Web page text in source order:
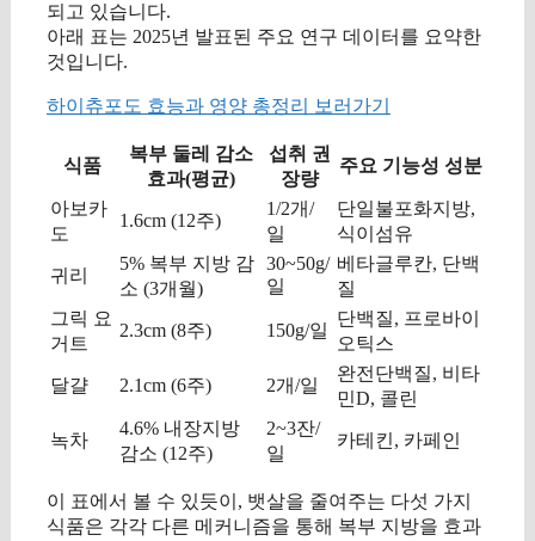
되고 있습니다.
아래 표는 2025년 발표된 주요 연구 데이터를 요약한
것입니다.
하이츄포도 효능과 영양 총정리 보러가기
식품
복부 둘레 감소
효과(평균)
섭취 권
장량
주요 기능성 성분
아보카
도
1.6cm (12주)
1/2개/
일
단일불포화지방,
식이섬유
귀리
5% 복부 지방 감
소 (3개월)
30~50g/
일
베타글루칸, 단백
질
그릭 요
거트
2.3cm (8주) 150g/일
단백질, 프로바이
오틱스
달걀 2.1cm (6주) 2개/일
완전단백질, 비타
민D, 콜린
녹차
4.6% 내장지방
감소 (12주)
2~3잔/
일
카테킨, 카페인
이 표에서 볼 수 있듯이, 뱃살을 줄여주는 다섯 가지
식품은 각각 다른 메커니즘을 통해 복부 지방을 효과